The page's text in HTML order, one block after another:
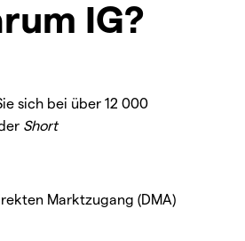
IG?
sich bei über 12 000
Short
Marktzugang (DMA)